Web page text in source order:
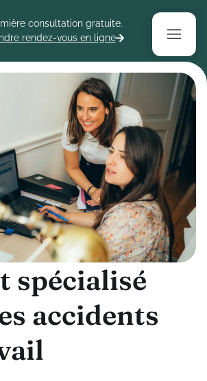
consultation gratuite.
rendez-vous en ligne
t spécialisé
s accidents
ail